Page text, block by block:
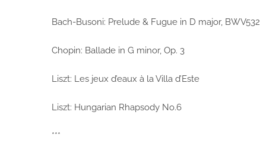
Bach-Busoni: Prelude & Fugue in D major, BWV532
Chopin: Ballade in G minor, Op. 3
Liszt: Les jeux d’eaux à la Villa d’Este
Liszt: Hungarian Rhapsody No.6
***